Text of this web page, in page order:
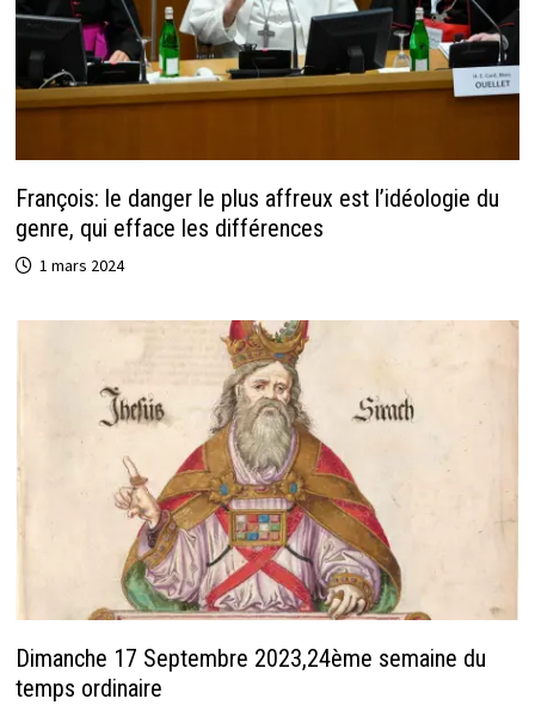
François: le danger le plus affreux est l’idéologie du
genre, qui efface les différences
1 mars 2024
Dimanche 17 Septembre 2023,24ème semaine du
temps ordinaire